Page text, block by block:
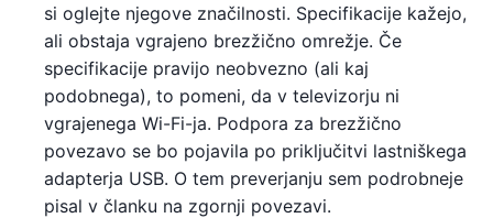
si oglejte njegove značilnosti. Specifikacije kažejo,
ali obstaja vgrajeno brezžično omrežje. Če
specifikacije pravijo neobvezno (ali kaj
podobnega), to pomeni, da v televizorju ni
vgrajenega Wi-Fi-ja. Podpora za brezžično
povezavo se bo pojavila po priključitvi lastniškega
adapterja USB. O tem preverjanju sem podrobneje
pisal v članku na zgornji povezavi.